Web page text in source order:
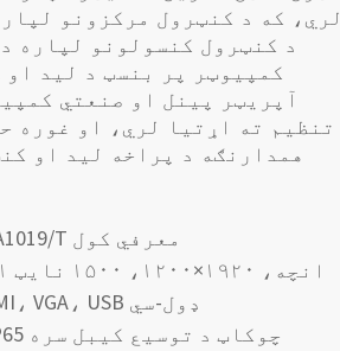
لري، که د کنټرول مرکزونو
د کنټرول کنسولونو لپاره
کمپیوټر پر بنسټ د لید
آپریټر پینل او صنعتي
تنظیم ته اړتیا لري، او غوره
همدارنګه د پراخه لید او
د FA1019/T معرفي کول
۱۰.۱ انچه، ۱۹۲۰×۱۲۰۰، ۱۵۰۰ نایټ
HDMI، VGA، USB ډول-سي
د IP65 چوکاټ د توسیع کیبل سره